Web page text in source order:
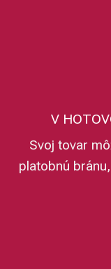
V
Svoj tovar
platobnú